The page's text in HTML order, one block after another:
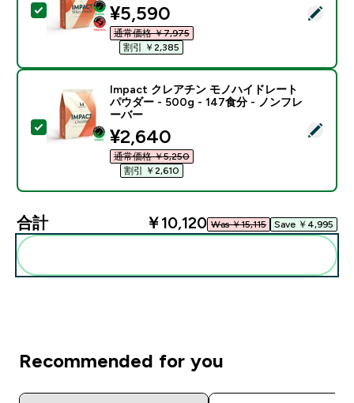
この商品を選択 - Impact ホエイ プロテイン - 1KG -
discounted price
¥5,590‎
通常価格 ￥7,975‎
割引 ￥2,385‎
この商品を選択 - Impact クレアチン モノハイドレ
Impact クレアチン モノハイドレート
パウダー - 500g - 147食分 - ノンフレ
ーバー
discounted price
¥2,640‎
通常価格 ￥5,250‎
割引 ￥2,610‎
合計 ￥10,120‎ Was ￥15,115‎ Save ￥4,995‎
Recommended for you